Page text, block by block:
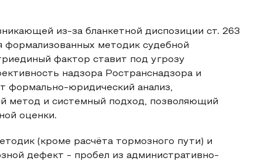
из-за бланкетной диспозиции ст. 263
формализованных методик судебной
фактор ставит под угрозу
надзора Ространснадзора и
формально-юридический анализ,
метод и системный подход, позволяющий
оценки.
(кроме расчёта тормозного пути) и
дефект - пробел из административно-